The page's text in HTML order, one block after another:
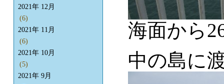
海面から
中の島に
2021年 12月
(6)
2021年 11月
(6)
2021年 10月
(5)
2021年 9月